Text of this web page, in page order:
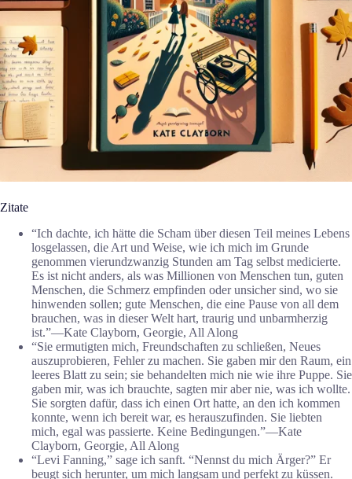
Zitate
“Ich dachte, ich hätte die Scham über diesen Teil meines Lebens
losgelassen, die Art und Weise, wie ich mich im Grunde
genommen vierundzwanzig Stunden am Tag selbst medicierte.
Es ist nicht anders, als was Millionen von Menschen tun, guten
Menschen, die Schmerz empfinden oder unsicher sind, wo sie
hinwenden sollen; gute Menschen, die eine Pause von all dem
brauchen, was in dieser Welt hart, traurig und unbarmherzig
ist.”―Kate Clayborn, Georgie, All Along
“Sie ermutigten mich, Freundschaften zu schließen, Neues
auszuprobieren, Fehler zu machen. Sie gaben mir den Raum, ein
leeres Blatt zu sein; sie behandelten mich nie wie ihre Puppe. Sie
gaben mir, was ich brauchte, sagten mir aber nie, was ich wollte.
Sie sorgten dafür, dass ich einen Ort hatte, an den ich kommen
konnte, wenn ich bereit war, es herauszufinden. Sie liebten
mich, egal was passierte. Keine Bedingungen.”―Kate
Clayborn, Georgie, All Along
“Levi Fanning,” sage ich sanft. “Nennst du mich Ärger?” Er
beugt sich herunter, um mich langsam und perfekt zu küssen.